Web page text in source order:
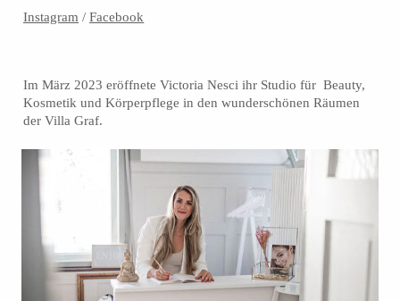
Instagram /Facebook
Im März 2023 eröffnete Victoria Nesci ihr Studio für Beauty,
Kosmetik und Körperpflege in den wunderschönen Räumen
der Villa Graf.